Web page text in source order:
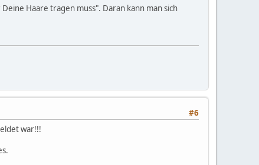
Haare tragen muss". Daran kann man sich
#6
war!!!